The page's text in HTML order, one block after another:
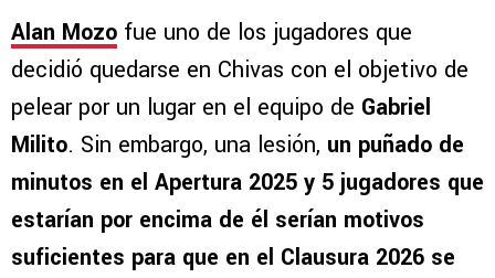
Alan Mozo fue uno de los jugadores que
decidió quedarse en Chivas con el objetivo de
pelear por un lugar en el equipo de Gabriel
Milito. Sin embargo, una lesión, un puñado de
minutos en el Apertura 2025 y 5 jugadores que
estarían por encima de él serían motivos
suficientes para que en el Clausura 2026 se